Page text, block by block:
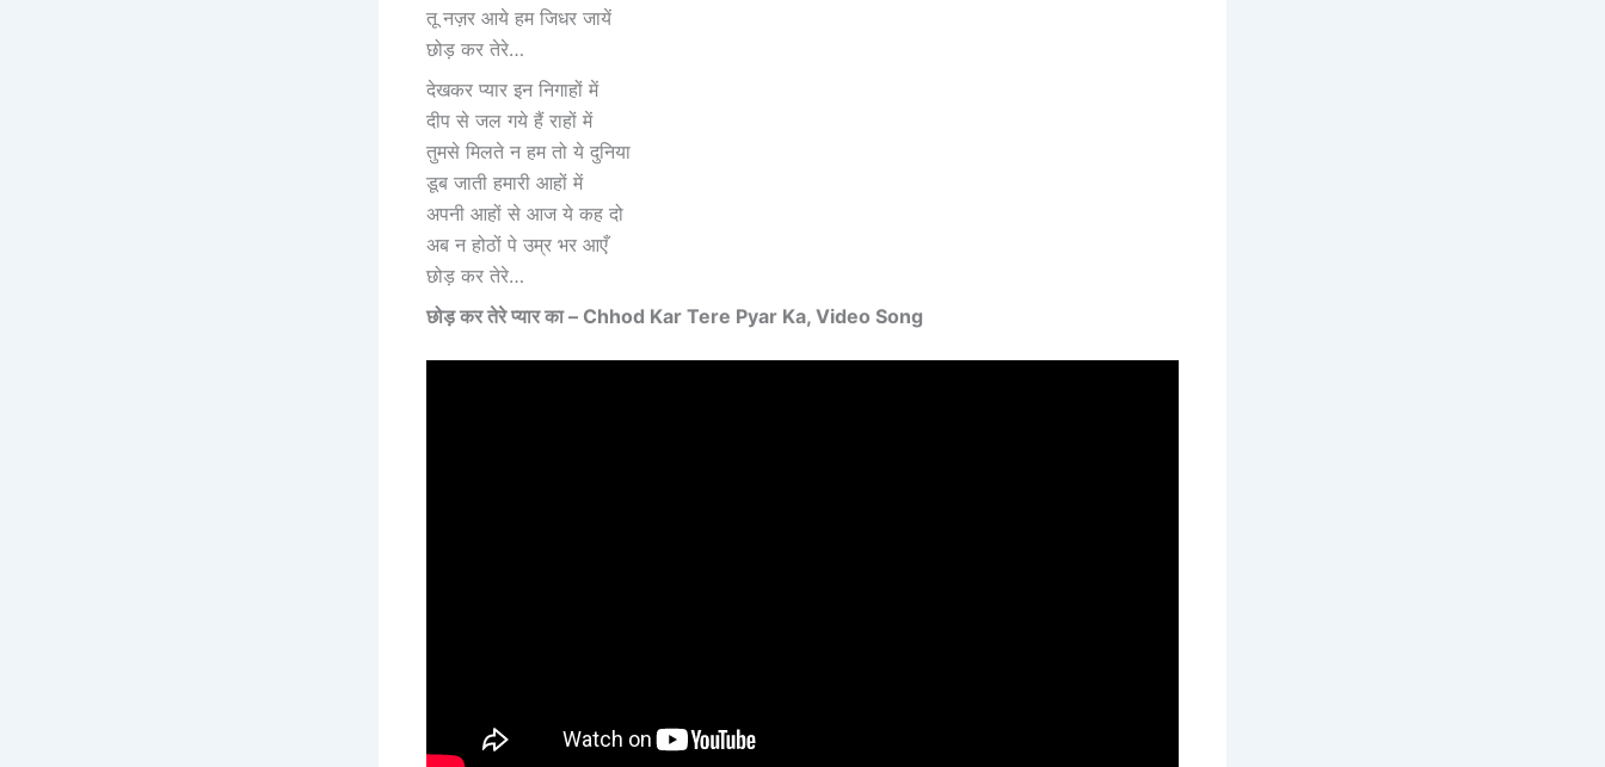
तू नज़र आये हम जिधर जायें
छोड़ कर तेरे…
देखकर प्यार इन निगाहों में
दीप से जल गये हैं राहों में
तुमसे मिलते न हम तो ये दुनिया
डूब जाती हमारी आहों में
अपनी आहों से आज ये कह दो
अब न होठों पे उम्र भर आएँ
छोड़ कर तेरे…
छोड़ कर तेरे प्यार का – Chhod Kar Tere Pyar Ka, Video Song